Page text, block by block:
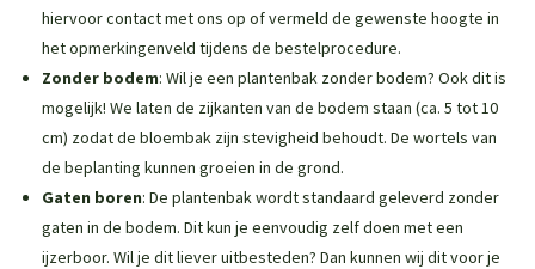
hiervoor contact met ons op of vermeld de gewenste hoogte in
het opmerkingenveld tijdens de bestelprocedure.
Zonder bodem: Wil je een plantenbak zonder bodem? Ook dit is
mogelijk! We laten de zijkanten van de bodem staan (ca. 5 tot 10
cm) zodat de bloembak zijn stevigheid behoudt. De wortels van
de beplanting kunnen groeien in de grond.
Gaten boren: De plantenbak wordt standaard geleverd zonder
gaten in de bodem. Dit kun je eenvoudig zelf doen met een
ijzerboor. Wil je dit liever uitbesteden? Dan kunnen wij dit voor je